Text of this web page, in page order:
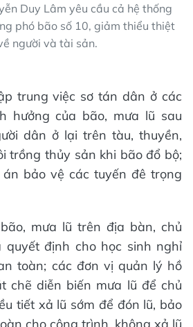
Duy Lâm yêu cầu cả hệ thống
phó bão số 10, giảm thiểu thiệt
người và tài sản.
trung việc sơ tán dân ở các
hưởng của bão, mưa lũ sau
dân ở lại trên tàu, thuyền,
trồng thủy sản khi bão đổ bộ;
bảo vệ các tuyến đê trọng
mưa lũ trên địa bàn, chủ
quyết định cho học sinh nghỉ
toàn; các đơn vị quản lý hồ
chẽ diễn biến mưa lũ để chủ
tiết xả lũ sớm để đón lũ, bảo
cho công trình, không xả lũ